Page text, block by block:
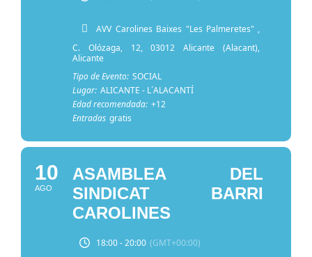
AVV Carolines Baixes "Les Palmeretes" ,
C. Olózaga, 12, 03012 Alicante (Alacant),
Alicante
Tipo de Evento: SOCIAL
Lugar: ALICANTE - L´ALACANTÍ
Edad recomendada: +12
Entradas gratis
10
AGO
ASAMBLEA DEL
SINDICAT BARRI
CAROLINES
18:00 - 20:00 (GMT+00:00)